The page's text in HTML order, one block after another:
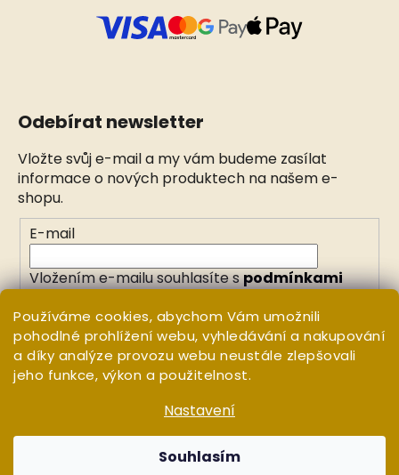
Používáme cookies, abychom Vám umožnili
pohodlné prohlížení webu, vyhledávání a nakupování
a díky analýze provozu webu neustále zlepšovali
jeho funkce, výkon a použitelnost.
Nastavení
Souhlasím
Odebírat newsletter
Vložte svůj e-mail a my vám budeme zasílat
informace o nových produktech na našem e-
shopu.
E-mail
Vložením e-mailu souhlasíte spodmínkami
PŘIHLÁSIT SE
Vytvořil Shoptet
WHITE ORCHID